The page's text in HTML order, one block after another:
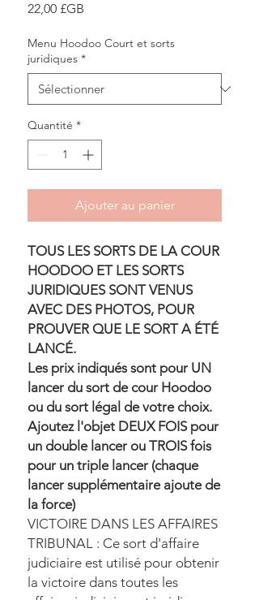
22,00 £GB
Menu Hoodoo Court et sorts
juridiques *
Quantité *
Ajouter au panier
TOUS LES SORTS DE LA COUR
HOODOO ET LES SORTS
JURIDIQUES SONT VENUS
AVEC DES PHOTOS, POUR
PROUVER QUE LE SORT A ÉTÉ
LANCÉ.
Les prix indiqués sont pour UN
lancer du sort de cour Hoodoo
ou du sort légal de votre choix.
Ajoutez l'objet DEUX FOIS pour
un double lancer ou TROIS fois
pour un triple lancer (chaque
lancer supplémentaire ajoute de
la force)
VICTOIRE DANS LES AFFAIRES
TRIBUNAL : Ce sort d'affaire
judiciaire est utilisé pour obtenir
la victoire dans toutes les